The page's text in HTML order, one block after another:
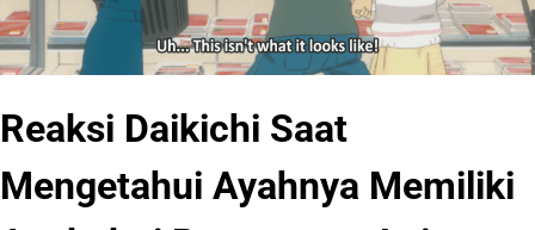
Reaksi Daikichi Saat
Mengetahui Ayahnya Memiliki